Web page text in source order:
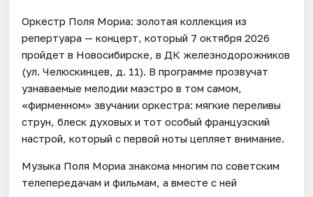
Оркестр Поля Мориа: золотая коллекция из
репертуара — концерт, который 7 октября 2026
пройдет в Новосибирске, в ДК железнодорожников
(ул. Челюскинцев, д. 11). В программе прозвучат
узнаваемые мелодии маэстро в том самом,
«фирменном» звучании оркестра: мягкие переливы
струн, блеск духовых и тот особый французский
настрой, который с первой ноты цепляет внимание.
Музыка Поля Мориа знакома многим по советским
телепередачам и фильмам, а вместе с ней